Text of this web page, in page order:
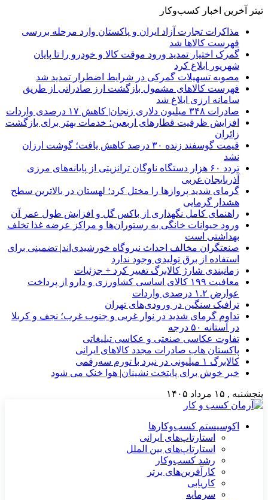
تیتر آخرین اخبار کسب‌وکار
مذاکرات تجارت آزاد ایران و پاکستان وارد مرحله بررسی
فهرست کالاها شد
گمرک اختیار تمدید ورود موقت کالا و خودرو را تا پایان
شهریور ابلاغ کرد
مصوبه تسهیلات گمرکی در شرایط اضطرار تمدید شد
فهرست کالاهای مشمول بازگشت ارز صادراتی از طریق
سامانه ارزی ابلاغ شد
صادرات ۳۴۸ میلیون دلاری زنجان| ‌کاهش ۱۷ درصدی واردات
افزایش ظرفیت قطارهای اربعین؛ خدمات بهتر برای بازگشت
زائران
قیمت گوسفند زنده ۳۰ درصد کاهش یافت؛ گوشت ارزان
نشد
تردد ۶۰ هزار دستگاه ناوگان ترانزیتی از پایانه‌های مرزی
آذربایجان ‌غربی
گرمای شدید پروازها را مختل کرد؛ لهستان در بالاترین سطح
هشدار گرمایی
راهنمای کامل نگهداری از باکس گل و افزایش طول عمر آن
ورود حیوانات خانگی به رستوران‌ها و مراکز عرضه غذا تخلف
بهداشتی است
صنعتگران مخالف احداث نیروگاه خورشیدی‌اند| تضمینی برای
استفاده از برق تولیدی وجود ندارد
زمانبندی شارژ کالابرگ تغییر کرد + جزئیات
معافیت ۱۹۹ کالای اساسی کشاورزی و دارو از پرداخت
عوارض ۱.۲ درصدی واردات
ترافیک سنگین در ورودی‌های تهران
تداوم گرمای شدید در نوار غربی و جنوب غرب؛ نجف و کربلا
در آستانه ۵۰ درجه
تفاوت عکاسی صنعتی و عکاسی تبلیغاتی
پاکستان هاب صادرات مجدد کالاهای ایرانی
کالابرگ ۱ میلیونی در نبرد با تورم سه‌رقمی
خبر خوش برای پایتخت نشینان| هوا خنک می شود
پنجشنبه , ۱۵ مرداد ۱۴۰۵
اکوسیستم کسب‌وکارها
استارتاپ‌های ایرانی
استارتاپ‌های بین الملل
رشد کسب‌وکار
کارآفرین‌های برتر
کاریابی
سرمایه